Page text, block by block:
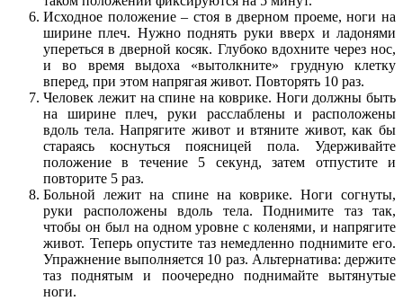
Исходное положение – стоя в дверном проеме, ноги на
ширине плеч. Нужно поднять руки вверх и ладонями
упереться в дверной косяк. Глубоко вдохните через нос,
и во время выдоха «вытолкните» грудную клетку
вперед, при этом напрягая живот. Повторять 10 раз.
Человек лежит на спине на коврике. Ноги должны быть
на ширине плеч, руки расслаблены и расположены
вдоль тела. Напрягите живот и втяните живот, как бы
стараясь коснуться поясницей пола. Удерживайте
положение в течение 5 секунд, затем отпустите и
повторите 5 раз.
Больной лежит на спине на коврике. Ноги согнуты,
руки расположены вдоль тела. Поднимите таз так,
чтобы он был на одном уровне с коленями, и напрягите
живот. Теперь опустите таз немедленно поднимите его.
Упражнение выполняется 10 раз. Альтернатива: держите
таз поднятым и поочередно поднимайте вытянутые
ноги.